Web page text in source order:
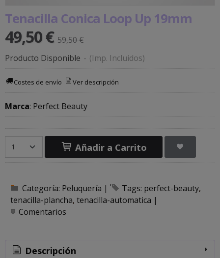
Tenacilla Conica Loop Up 19mm
49,50 € 59,50 €
Producto Disponible - (Imp. Incluidos)
Costes de envío Ver descripción
Marca: Perfect Beauty
Añadir a Carrito
Categoría: Peluquería | Tags: perfect-beauty
tenacilla-plancha tenacilla-automatica |
Comentarios
Descripción